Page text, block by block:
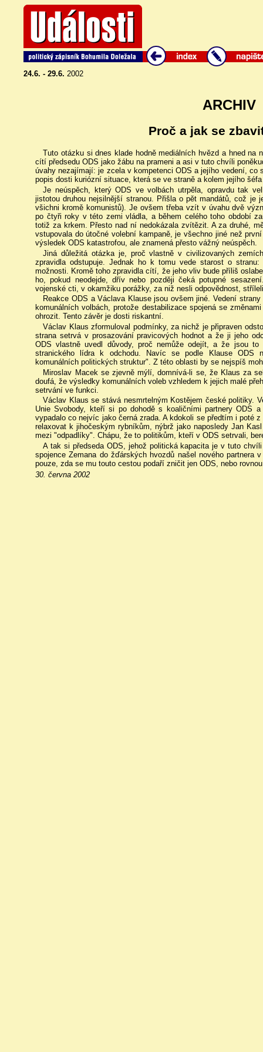
24.6. - 29.6. 2002
ARCHIV
Proč a jak se
Tuto otázku si dnes klade hodně mediálních hvězd a hned na
cítí předsedu ODS jako žábu na prameni a asi v tuto chvíli
úvahy nezajímají: je zcela v kompetenci ODS a jejího vedení, co
popis dosti kuriózní situace, která se ve straně a kolem jejího
Je neúspěch, který ODS ve volbách utrpěla, opravdu tak
jistotou druhou nejsilnější stranou. Přišla o pět mandátů, což je
všichni kromě komunistů). Je ovšem třeba vzít v úvahu dvě
po čtyři roky v této zemi vládla, a během celého toho období
totiž za krkem. Přesto nad ní nedokázala zvítězit. A za druhé,
vstupovala do útočné volební kampaně, je všechno jiné než
výsledek ODS katastrofou, ale znamená přesto vážný neúspěch.
Jiná důležitá otázka je, proč vlastně v civilizovaných
zpravidla odstupuje. Jednak ho k tomu vede starost o
možnosti. Kromě toho zpravidla cítí, že jeho vliv bude příliš
ho, pokud neodejde, dřív nebo později čeká potupné
vojenské cti, v okamžiku porážky, za niž nesli odpovědnost,
Reakce ODS a Václava Klause jsou ovšem jiné. Vedení
komunálních volbách, protože destabilizace spojená se
ohrozit. Tento závěr je dosti riskantní.
Václav Klaus zformuloval podmínky, za nichž je připraven
strana setrvá v prosazování pravicových hodnot a že ji jeho
ODS vlastně uvedl důvody, proč nemůže odejít, a že jsou
stranického lídra k odchodu. Navíc se podle Klause ODS
komunálních politických struktur". Z této oblasti by se nejspíš
Miroslav Macek se zjevně mýlí, domnívá-li se, že Klaus za
doufá, že výsledky komunálních voleb vzhledem k jejich malé
setrvání ve funkci.
Václav Klaus se stává nesmrtelným Kostějem české politiky.
Unie Svobody, kteří si po dohodě s koaličními partnery ODS
vypadalo co nejvíc jako černá zrada. A kdokoli se předtím i poté
relaxovat k jihočeským rybníkům, nýbrž jako naposledy Jan
mezi "odpadlíky". Chápu, že to politikům, kteří v ODS setrvali,
A tak si předseda ODS, jehož politická kapacita je v tuto
spojence Zemana do žďárských hvozdů našel nového partnera
pouze, zda se mu touto cestou podaří zničit jen ODS, nebo
30. června 2002